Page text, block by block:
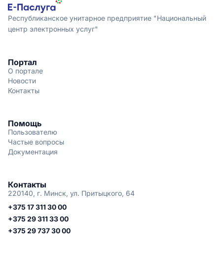
Республиканское унитарное предприятие "Национальный
центр электронных услуг"
Портал
О портале
Новости
Контакты
Помощь
Пользователю
Частые вопросы
Документация
Контакты
220140, г. Минск, ул. Притыцкого, 64
+375 17 311 30 00
+375 29 311 33 00
+375 29 737 30 00